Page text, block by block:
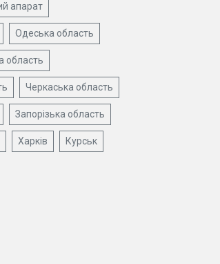
апарат
Одеська область
область
Черкаська область
Запорізька область
Харків Курськ